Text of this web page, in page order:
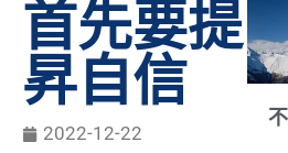
首先要提
昇自信
2022-12-22